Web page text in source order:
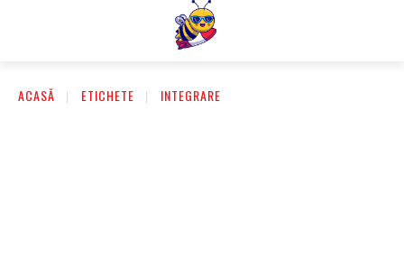
ACASĂ ETICHETE INTEGRARE